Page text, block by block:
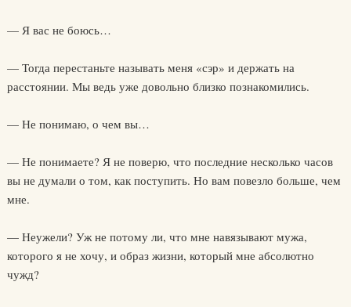
— Я вас не боюсь…
— Тогда перестаньте называть меня «сэр» и держать на
расстоянии. Мы ведь уже довольно близко познакомились.
— Не понимаю, о чем вы…
— Не понимаете? Я не поверю, что последние несколько часов
вы не думали о том, как поступить. Но вам повезло больше, чем
мне.
— Неужели? Уж не потому ли, что мне навязывают мужа,
которого я не хочу, и образ жизни, который мне абсолютно
чужд?